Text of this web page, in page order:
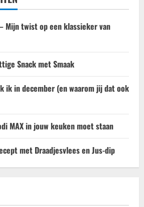
twist op een klassieker van
Snack met Smaak
ik in december (en waarom jij dat ook
MAX in jouw keuken moet staan
met Draadjesvlees en Jus-dip